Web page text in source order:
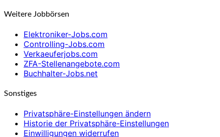
Weitere Jobbörsen
Elektroniker-Jobs.com
Controlling-Jobs.com
Verkaeuferjobs.com
ZFA-Stellenangebote.com
Buchhalter-Jobs.net
Sonstiges
Privatsphäre-Einstellungen ändern
Historie der Privatsphäre-Einstellungen
Einwilligungen widerrufen